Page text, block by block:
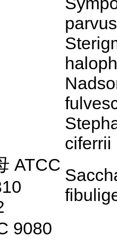
parvus
ciferrii
ATCC
9080